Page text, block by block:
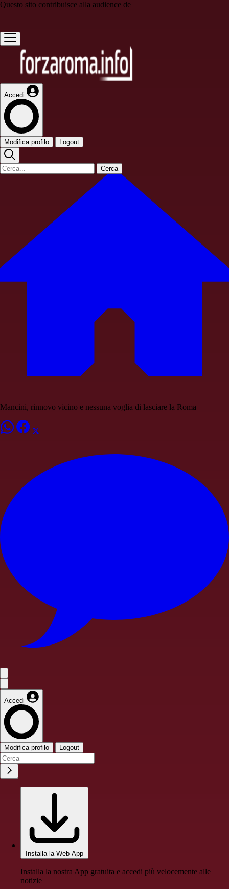
Questo sito contribuisce alla audience de
Accedi
Modifica profilo Logout
Cerca
Mancini, rinnovo vicino e nessuna voglia di lasciare la Roma
Accedi
Modifica profilo Logout
Installa la Web App
Installa la nostra App gratuita e accedi più velocemente alle
notizie